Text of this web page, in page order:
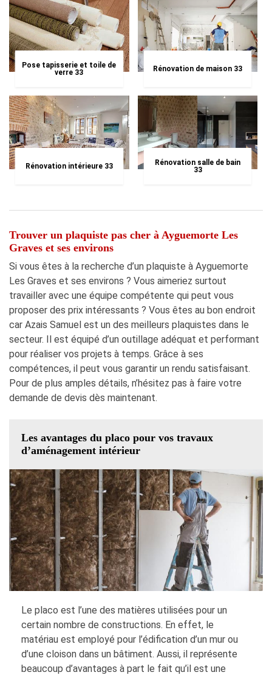
Pose tapisserie et toile de
verre 33
Rénovation de maison 33
Rénovation intérieure 33
Rénovation salle de bain
33
Trouver un plaquiste pas cher à Ayguemorte Les
Graves et ses environs
Si vous êtes à la recherche d’un plaquiste à Ayguemorte
Les Graves et ses environs ? Vous aimeriez surtout
travailler avec une équipe compétente qui peut vous
proposer des prix intéressants ? Vous êtes au bon endroit
car Azais Samuel est un des meilleurs plaquistes dans le
secteur. Il est équipé d’un outillage adéquat et performant
pour réaliser vos projets à temps. Grâce à ses
compétences, il peut vous garantir un rendu satisfaisant.
Pour de plus amples détails, n’hésitez pas à faire votre
demande de devis dès maintenant.
Les avantages du placo pour vos travaux
d’aménagement intérieur
Le placo est l’une des matières utilisées pour un
certain nombre de constructions. En effet, le
matériau est employé pour l’édification d’un mur ou
d’une cloison dans un bâtiment. Aussi, il représente
beaucoup d’avantages à part le fait qu’il est une